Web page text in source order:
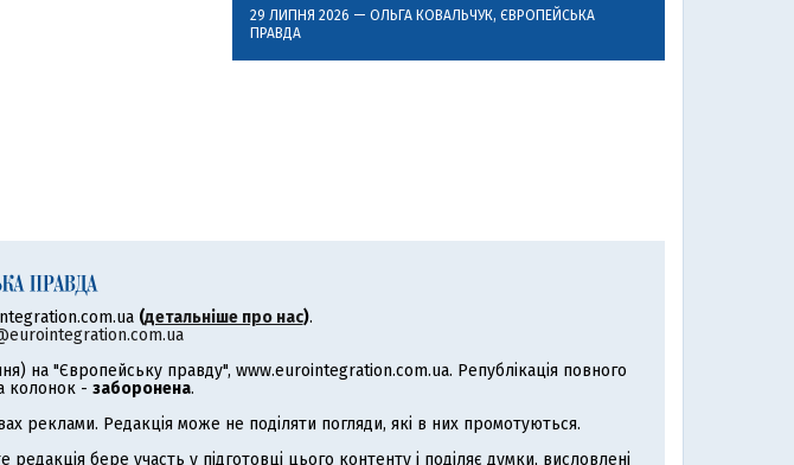
29 ЛИПНЯ 2026 — ОЛЬГА КОВАЛЬЧУК, ЄВРОПЕЙСЬКА
ПРАВДА
(детальніше про нас).
на "Європейську правду", www.eurointegration.com.ua. Републікація повного
колонок - заборонена.
реклами. Редакція може не поділяти погляди, які в них промотуються.
бере участь у підготовці цього контенту і поділяє думки, висловлені